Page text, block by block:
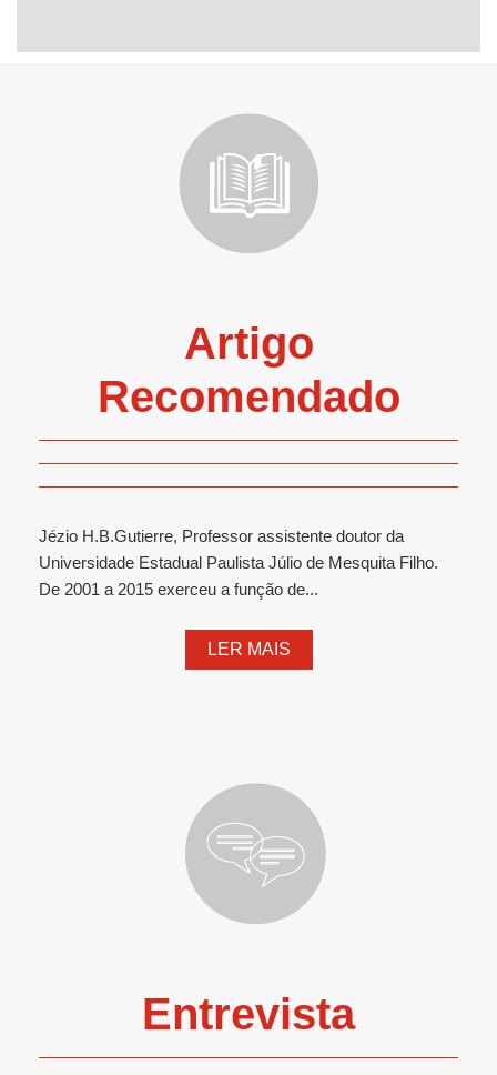
Artigo
Recomendado
Jézio H.B.Gutierre, Professor assistente doutor da
Universidade Estadual Paulista Júlio de Mesquita Filho.
De 2001 a 2015 exerceu a função de...
LER MAIS
Entrevista